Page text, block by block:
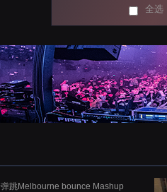
你的
全选
跳Melbourne bounce Mashup